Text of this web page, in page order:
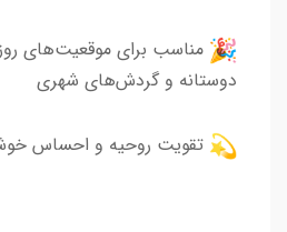
مناسب برای موقعیت‌های
دوستانه و گردش‌های شهری
تقویت روحیه و احساس